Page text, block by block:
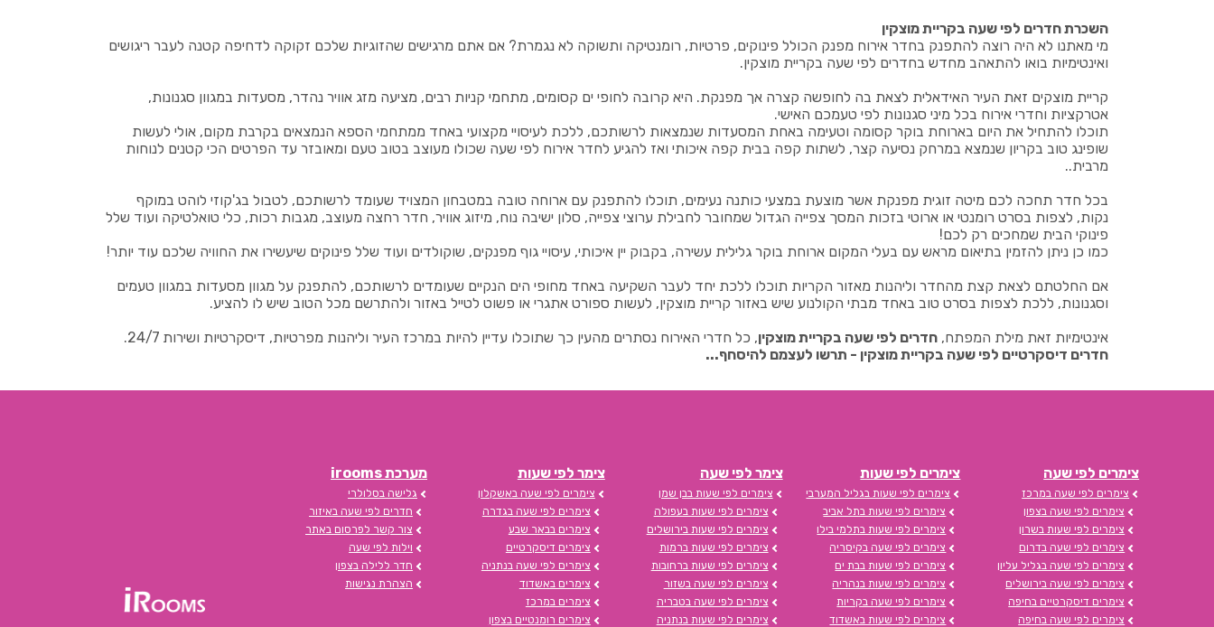
השכרת חדרים לפי שעה בקריית מוצקין
מי מאתנו לא היה רוצה להתפנק בחדר אירוח מפנק הכולל פינוקים, פרטיות, רומנטיקה ותשוקה לא נגמרת? אם אתם מרגישים שהזוגיות שלכם זקוקה לדחיפה קטנה לעבר ריגושים
ואינטימיות בואו להתאהב מחדש בחדרים לפי שעה בקריית מוצקין.
קריית מוצקים זאת העיר האידאלית לצאת בה לחופשה קצרה אך מפנקת. היא קרובה לחופי ים קסומים, מתחמי קניות רבים, מציעה מזג אוויר נהדר, מסעדות במגוון סגנונות,
אטרקציות וחדרי אירוח בכל מיני סגנונות לפי טעמכם האישי.
תוכלו להתחיל את היום בארוחת בוקר קסומה וטעימה באחת המסעדות שנמצאות לרשותכם, ללכת לעיסויי מקצועי באחד ממתחמי הספא הנמצאים בקרבת מקום, אולי לעשות
שופינג טוב בקריון שנמצא במרחק נסיעה קצר, לשתות קפה בבית קפה איכותי ואז להגיע לחדר אירוח לפי שעה שכולו מעוצב בטוב טעם ומאובזר עד הפרטים הכי קטנים לנוחות
מרבית..
בכל חדר תחכה לכם מיטה זוגית מפנקת אשר מוצעת במצעי כותנה נעימים, תוכלו להתפנק עם ארוחה טובה במטבחון המצויד שעומד לרשותכם, לטבול בג'קוזי לוהט במוקף
נקות, לצפות בסרט רומנטי או ארוטי בזכות המסך צפייה הגדול שמחובר לחבילת ערוצי צפייה, סלון ישיבה נוח, מיזוג אוויר, חדר רחצה מעוצב, מגבות רכות, כלי טואלטיקה ועוד שלל
פינוקי הבית שמחכים רק לכם!
כמו כן ניתן להזמין בתיאום מראש עם בעלי המקום ארוחת בוקר גלילית עשירה, בקבוק יין איכותי, עיסויי גוף מפנקים, שוקולדים ועוד שלל פינוקים שיעשירו את החוויה שלכם עוד יותר!
אם החלטתם לצאת קצת מהחדר וליהנות מאזור הקריות תוכלו ללכת יחד לעבר השקיעה באחד מחופי הים הנקיים שעומדים לרשותכם, להתפנק על מגוון מסעדות במגוון טעמים
וסגנונות, ללכת לצפות בסרט טוב באחד מבתי הקולנוע שיש באזור קריית מוצקין, לעשות ספורט אתגרי או פשוט לטייל באזור ולהתרשם מכל הטוב שיש לו להציע.
אינטימיות זאת מילת המפתח, חדרים לפי שעה בקריית מוצקין, כל חדרי האירוח נסתרים מהעין כך שתוכלו עדיין להיות במרכז העיר וליהנות מפרטיות, דיסקרטיות ושירות 24/7.
חדרים דיסקרטיים לפי שעה בקריית מוצקין - תרשו לעצמם להיסחף...
צימרים לפי שעה
צימרים לפי שעה במרכז
צימרים לפי שעה בצפון
צימרים לפי שעות בשרון
צימרים לפי שעה בדרום
צימרים לפי שעה בגליל עליון
צימרים לפי שעה בירושלים
צימרים דיסקרטיים בחיפה
צימרים לפי שעה בחיפה
צימרים לפי שעות
צימרים לפי שעות בגליל המערבי
צימרים לפי שעות בתל אביב
צימרים לפי שעות בתלמי בילו
צימרים לפי שעה בקיסריה
צימרים לפי שעות בבת ים
צימרים לפי שעות בנהריה
צימרים לפי שעה בקריות
צימרים לפי שעות באשדוד
צימר לפי שעה
צימרים לפי שעות בבן שמן
צימרים לפי שעות בעפולה
צימרים לפי שעות בירושלים
צימרים לפי שעות ברמות
צימרים לפי שעות ברחובות
צימרים לפי שעה בשזור
צימרים לפי שעה בטבריה
צימרים לפי שעות בנתניה
צימר לפי שעות
צימרים לפי שעה באשקלון
צימרים לפי שעה בגדרה
צימרים בבאר שבע
צימרים דיסקרטיים
צימרים לפי שעה בנתניה
צימרים באשדוד
צימרים במרכז
צימרים רומנטיים בצפון
מערכת irooms
גלישה בסלולרי
חדרים לפי שעה באיזור
צור קשר לפרסום באתר
וילות לפי שעה
חדר ללילה בצפון
הצהרת נגישות